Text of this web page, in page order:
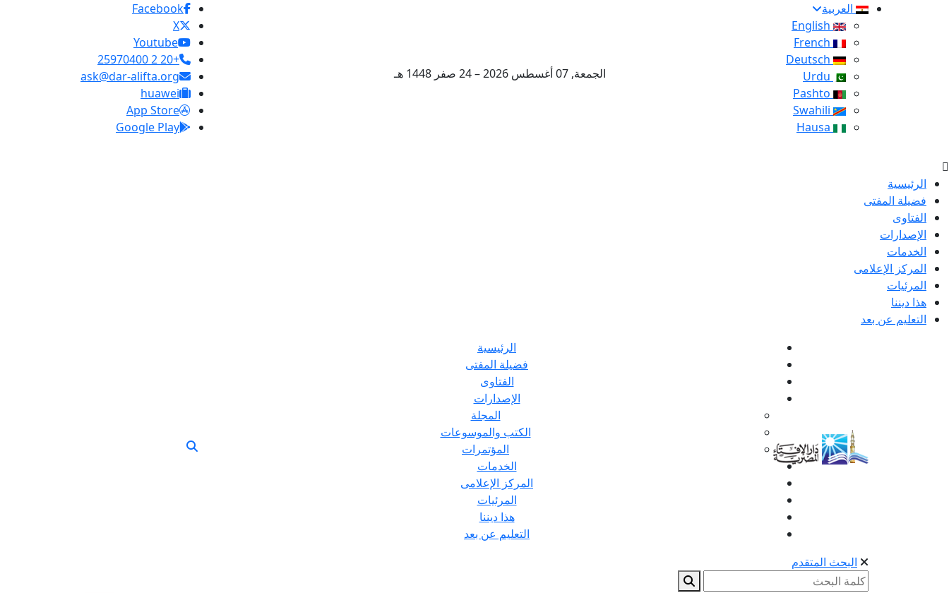
العربية
الجمعة, 07 أغسطس 2026 – 24 صفر 1448 هـ
Facebook
X
Youtube
+20 2 25970400
ask@dar-alifta.org
huawei
App Store
Google Play
الرئيسية
فضيلة المفتى
الفتاوى
الإصدارات
الخدمات
المركز الإعلامى
المرئيات
هذا ديننا
التعليم عن بعد
الرئيسية
فضيلة المفتى
الفتاوى
الإصدارات
المجلة
الكتب والموسوعات
المؤتمرات
الخدمات
المركز الإعلامى
المرئيات
هذا ديننا
التعليم عن بعد
البحث المتقدم